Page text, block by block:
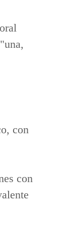
con
con